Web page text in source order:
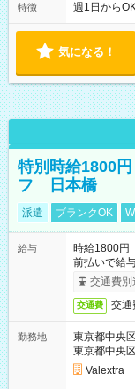
特徴 週1日から
気になる！
特別時給1800
フ 日本橋
派遣 ブランクOK
給与
時給1800円
前払いで給
交通費別
交通費 交通
勤務地
東京都中央区
東京都中央
Valextra